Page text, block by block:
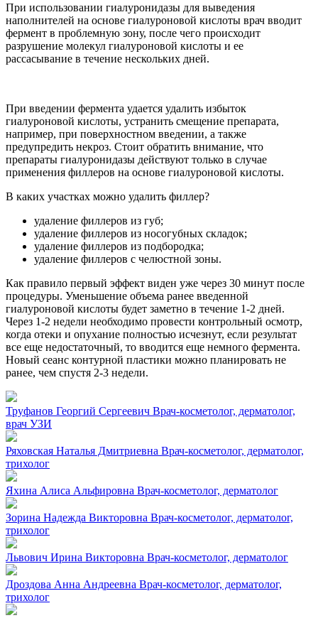
При использовании гиалуронидазы для выведения
наполнителей на основе гиалуроновой кислоты врач вводит
фермент в проблемную зону, после чего происходит
разрушение молекул гиалуроновой кислоты и ее
рассасывание в течение нескольких дней.
При введении фермента удается удалить избыток
гиалуроновой кислоты, устранить смещение препарата,
например, при поверхностном введении, а также
предупредить некроз. Стоит обратить внимание, что
препараты гиалуронидазы действуют только в случае
применения филлеров на основе гиалуроновой кислоты.
В каких участках можно удалить филлер?
удаление филлеров из губ;
удаление филлеров из носогубных складок;
удаление филлеров из подбородка;
удаление филлеров с челюстной зоны.
Как правило первый эффект виден уже через 30 минут после
процедуры. Уменьшение объема ранее введенной
гиалуроновой кислоты будет заметно в течение 1-2 дней.
Через 1-2 недели необходимо провести контрольный осмотр,
когда отеки и опухание полностью исчезнут, если результат
все еще недостаточный, то вводится еще немного фермента.
Новый сеанс контурной пластики можно планировать не
ранее, чем спустя 2-3 недели.
Труфанов Георгий Сергеевич Врач-косметолог, дерматолог,
врач УЗИ
Ряховская Наталья Дмитриевна Врач-косметолог, дерматолог,
трихолог
Яхина Алиса Альфировна Врач-косметолог, дерматолог
Зорина Надежда Викторовна Врач-косметолог, дерматолог,
трихолог
Львович Ирина Викторовна Врач-косметолог, дерматолог
Дроздова Анна Андреевна Врач-косметолог, дерматолог,
трихолог